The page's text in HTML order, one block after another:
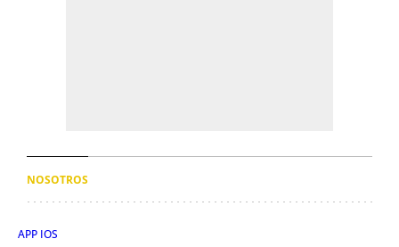
NOSOTROS
APP IOS